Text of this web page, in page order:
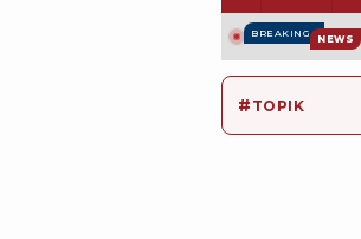
BREAKING NEWS
# TOPIK